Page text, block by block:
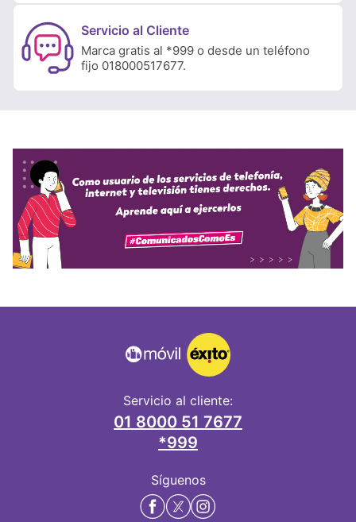
Servicio al Cliente
Marca gratis al *999 o desde un teléfono
fijo 018000517677.
Servicio al cliente:
01 8000 51 7677
*999
Síguenos